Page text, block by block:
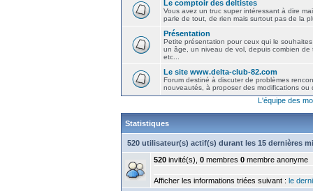
Le comptoir des deltistes
Vous avez un truc super intéressant à dire
parle de tout, de rien mais surtout pas de la
Présentation
Petite présentation pour ceux qui le
un âge, un niveau de vol, depuis combien de
etc...
Le site www.delta-club-82.com
Forum destiné à discuter de problèmes
nouveautés, à proposer des modifications ou
L'équipe des
Statistiques
520 utilisateur(s) actif(s) durant les 15 dernières
520 invité(s), 0 membres 0 membre anonyme
Afficher les informations triées suivant : le